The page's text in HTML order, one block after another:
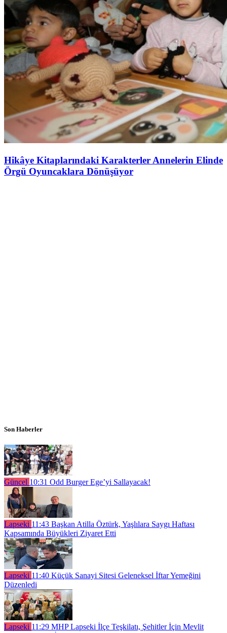
Hikâye Kitaplarındaki Karakterler Annelerin Elinde
Örgü Oyuncaklara Dönüşüyor
Son Haberler
Güncel 10:31 Odd Burger Ege’yi Sallayacak!
Lapseki 11:43 Başkan Atilla Öztürk, Yaşlılara Saygı Haftası
Kapsamında Büyükleri Ziyaret Etti
Lapseki 11:40 Küçük Sanayi Sitesi Geleneksel İftar Yemeğini
Düzenledi
Lapseki 11:29 MHP Lapseki İlçe Teşkilatı, Şehitler İçin Mevlit